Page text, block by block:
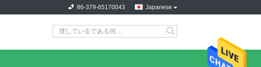
Japanese
86-379-65170043